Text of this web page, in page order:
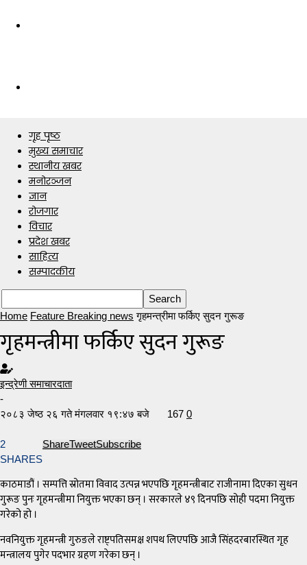
गृह पृष्ठ
मुख्य समाचार
स्थानीय खबर
मनोरञ्जन
ज्ञान
रोजगार
विचार
प्रदेश खबर
साहित्य
सम्पादकीय
Home Feature Breaking news गृहमन्त्रीमा फर्किए सुदन गुरूङ
गृहमन्त्रीमा फर्किए सुदन गुरूङ
इन्द्रेणी समाचारदाता
-
२०८३ जेष्ठ २६ गते मंगलवार १९:४७ बजे
167 0
2
SHARES
ShareTweetSubscribe
काठमाडौं । सम्पत्ति स्रोतमा विवाद उत्पन्न भएपछि गृहमन्त्रीबाट राजीनामा दिएका सुधन
गुरूङ पुनः गृहमन्त्रीमा नियुक्त भएका छन् । सरकारले ४९ दिनपछि सोही पदमा नियुक्त
गरेको हो ।
नवनियुक्त गृहमन्त्री गुरुङले राष्ट्पतिसमक्ष शपथ लिएपछि आजै सिंहदरबारस्थित गृह
मन्त्रालय पुगेर पदभार ग्रहण गरेका छन् ।